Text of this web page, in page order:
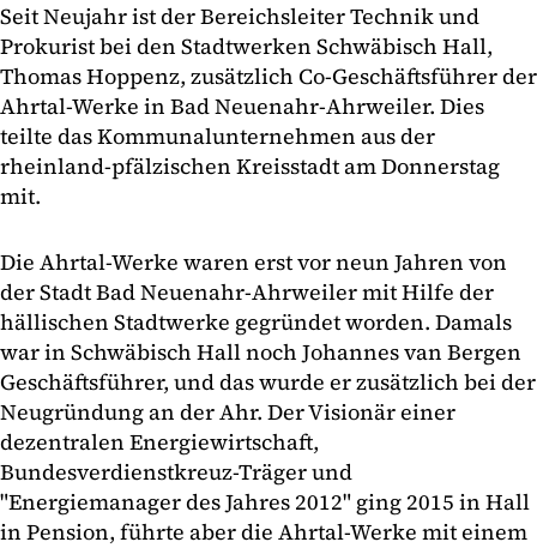
Seit Neujahr ist der Bereichsleiter Technik und
Prokurist bei den Stadtwerken Schwäbisch Hall,
Thomas Hoppenz, zusätzlich Co-Geschäftsführer der
Ahrtal-Werke in Bad Neuenahr-Ahrweiler. Dies
teilte das Kommunalunternehmen aus der
rheinland-pfälzischen Kreisstadt am Donnerstag
mit.
Die Ahrtal-Werke waren erst vor neun Jahren von
der Stadt Bad Neuenahr-Ahrweiler mit Hilfe der
hällischen Stadtwerke gegründet worden. Damals
war in Schwäbisch Hall noch Johannes van Bergen
Geschäftsführer, und das wurde er zusätzlich bei der
Neugründung an der Ahr. Der Visionär einer
dezentralen Energiewirtschaft,
Bundesverdienstkreuz-Träger und
"Energiemanager des Jahres 2012" ging 2015 in Hall
in Pension, führte aber die Ahrtal-Werke mit einem